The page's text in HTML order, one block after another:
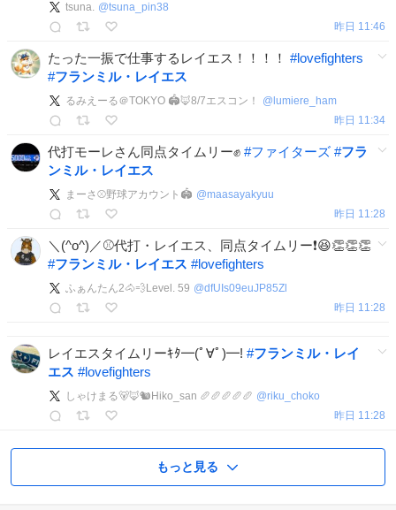
tsuna. @tsuna_pin38
昨日 11:46
たった一振で仕事するレイエス！！！！ #lovefighters
#フランミル・レイエス
るみえーる＠TOKYO 🏟️🦊8/7エスコン！ @ lumiere_ham
昨日 11:34
代打モーレさん同点タイムリー✊ #ファイターズ #フラ
ンミル・レイエス
まーさ⚾野球アカウント🏟️ @maasayakyuu
昨日 11:28
＼(^o^)／⚾️代打・レイエス、同点タイムリー❗😆👏👏👏
#フランミル・レイエス #lovefighters
ふぁんたん2🐴💨Level. 59 @dfUIs09euJP85Zl
昨日 11:28
レイエスタイムリーｷﾀ━(ﾟ∀ﾟ)━! #フランミル・レイ
エス #lovefighters
しゃけまる🐻🦊🐿Hiko_san 🥖🥖🥖🥖🥖 @riku_choko
昨日 11:28
もっと見る